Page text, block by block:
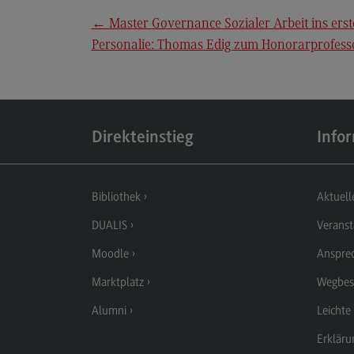
Aufbau und Struktur
Satzungen
← Master Governance Sozialer Arbeit ins
Personalie: Thomas Edig zum
Direkteinstieg
Bibliothek
DUALIS
Moodle
Marktplatz
Alumni
Leichte